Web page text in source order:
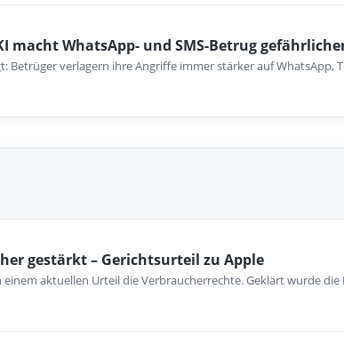
macht WhatsApp- und SMS-Betrug
Betrüger verlagern ihre Angriffe immer stärker auf WhatsApp,
gestärkt – Gerichtsurteil zu Apple
aktuellen Urteil die Verbraucherrechte. Geklärt wurde die